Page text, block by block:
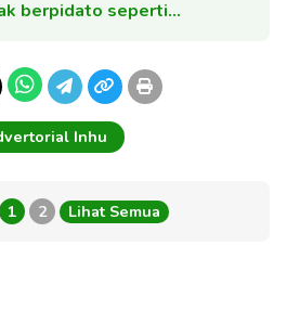
berpidato seperti…
Inhu
1 2 Lihat Semua